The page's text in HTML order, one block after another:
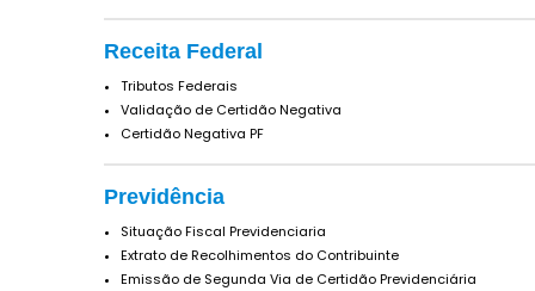
Receita Federal
Tributos Federais
Validação de Certidão Negativa
Certidão Negativa PF
Previdência
Situação Fiscal Previdenciaria
Extrato de Recolhimentos do Contribuinte
Emissão de Segunda Via de Certidão Previdenciária